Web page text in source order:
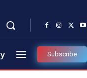
Subscribe